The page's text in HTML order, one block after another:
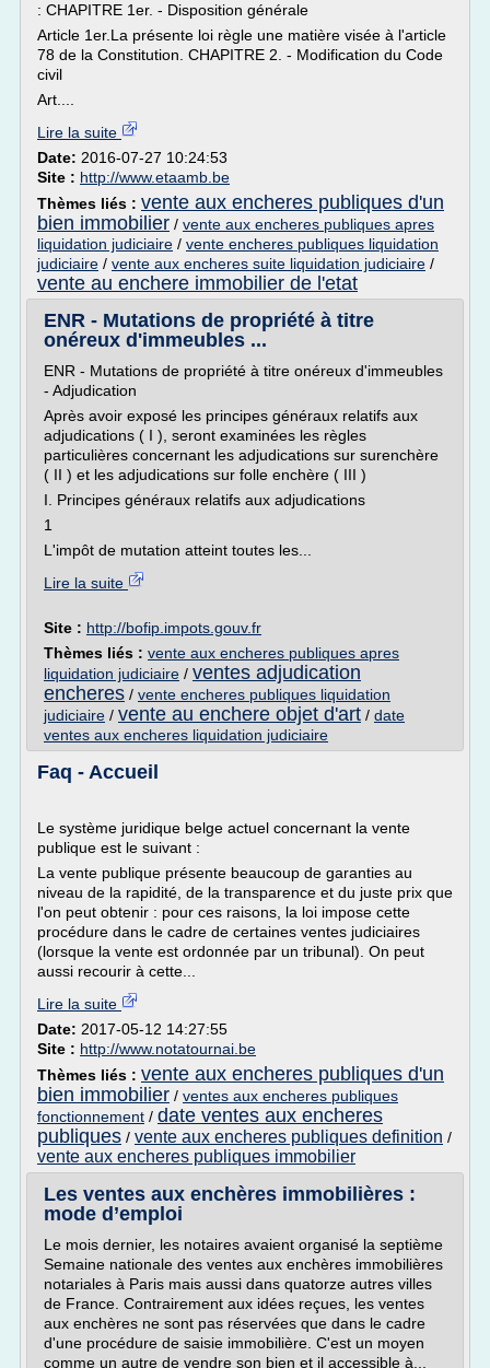
: CHAPITRE 1er. - Disposition générale
Article 1er.La présente loi règle une matière visée à l'article
78 de la Constitution. CHAPITRE 2. - Modification du Code
civil
Art....
Lire la suite
Date: 2016-07-27 10:24:53
Site : http://www.etaamb.be
Thèmes liés : vente aux encheres publiques d'un
bien immobilier / vente aux encheres publiques apres
liquidation judiciaire / vente encheres publiques liquidation
judiciaire / vente aux encheres suite liquidation judiciaire /
vente au enchere immobilier de l'etat
ENR - Mutations de propriété à titre
onéreux d'immeubles ...
ENR - Mutations de propriété à titre onéreux d'immeubles
- Adjudication
Après avoir exposé les principes généraux relatifs aux
adjudications ( I ), seront examinées les règles
particulières concernant les adjudications sur surenchère
( II ) et les adjudications sur folle enchère ( III )
I. Principes généraux relatifs aux adjudications
1
L'impôt de mutation atteint toutes les...
Lire la suite
Site : http://bofip.impots.gouv.fr
Thèmes liés : vente aux encheres publiques apres
liquidation judiciaire / ventes adjudication
encheres / vente encheres publiques liquidation
judiciaire / vente au enchere objet d'art / date
ventes aux encheres liquidation judiciaire
Faq - Accueil
Le système juridique belge actuel concernant la vente
publique est le suivant :
La vente publique présente beaucoup de garanties au
niveau de la rapidité, de la transparence et du juste prix que
l'on peut obtenir : pour ces raisons, la loi impose cette
procédure dans le cadre de certaines ventes judiciaires
(lorsque la vente est ordonnée par un tribunal). On peut
aussi recourir à cette...
Lire la suite
Date: 2017-05-12 14:27:55
Site : http://www.notatournai.be
Thèmes liés : vente aux encheres publiques d'un
bien immobilier / ventes aux encheres publiques
fonctionnement / date ventes aux encheres
publiques / vente aux encheres publiques definition /
vente aux encheres publiques immobilier
Les ventes aux enchères immobilières :
mode d’emploi
Le mois dernier, les notaires avaient organisé la septième
Semaine nationale des ventes aux enchères immobilières
notariales à Paris mais aussi dans quatorze autres villes
de France. Contrairement aux idées reçues, les ventes
aux enchères ne sont pas réservées que dans le cadre
d'une procédure de saisie immobilière. C'est un moyen
comme un autre de vendre son bien et il accessible à...